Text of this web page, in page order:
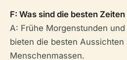
F: Was sind die besten
A: Frühe Morgenstunden
bieten die besten
Menschenmassen.